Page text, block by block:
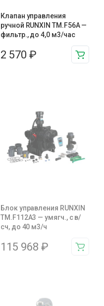
Клапан управления
ручной RUNXIN TM.F56A —
фильтр., до 4,0 м3/час
2 570 ₽
Блок управления RUNXIN
ТМ.F112A3 — умягч., с в/
сч, до 40 м3/ч
115 968 ₽